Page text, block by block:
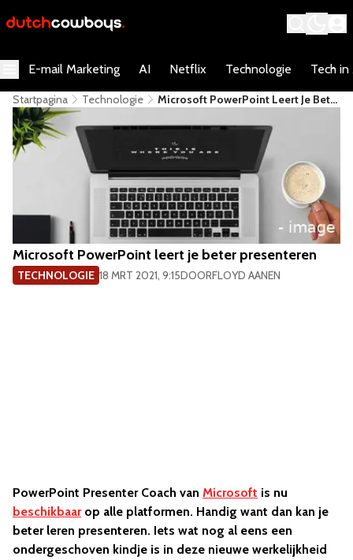
E-mail Marketing AI Netflix Technologie Tech in
Startpagina Technologie
Microsoft PowerPoint Leert Je Beter
Microsoft PowerPoint leert je beter presenteren
TECHNOLOGIE 18 MRT 2021, 9:15DOORFLOYD AANEN
PowerPoint Presenter Coach van Microsoft is nu
beschikbaarop alle platformen. Handig want dan kan je
beter leren presenteren. Iets wat nog al eens een
ondergeschoven kindje is in deze nieuwe werkelijkheid